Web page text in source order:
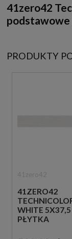
41zero42
podstawowe
PRODUKTY
41ZERO42
WHITE 5X37,5
PŁYTKA